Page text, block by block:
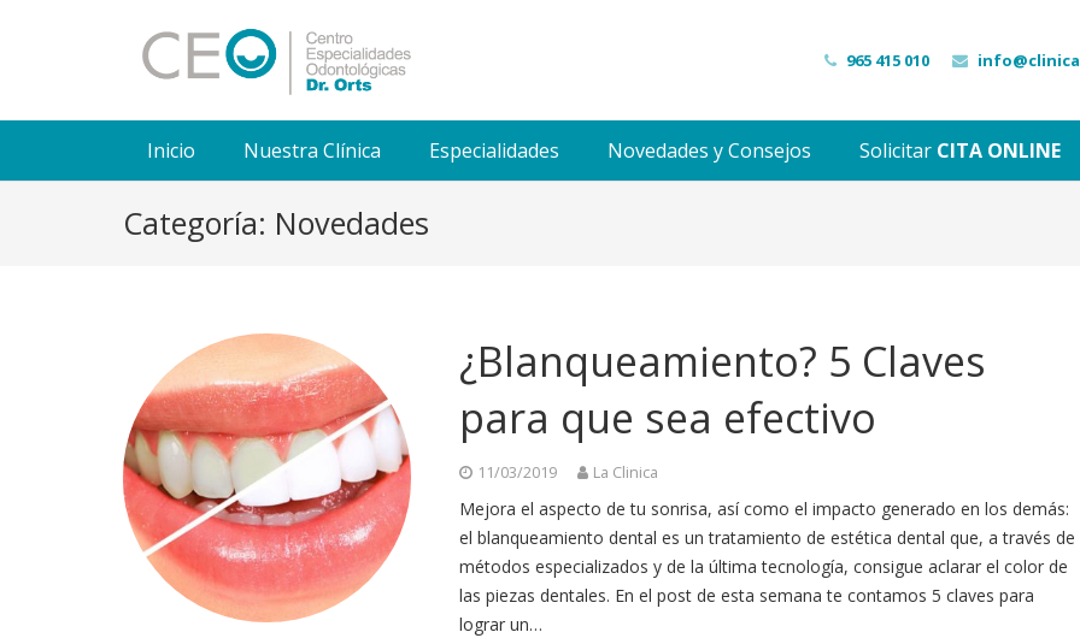
965 415 010
Inicio Nuestra Clínica Especialidades Novedades y Consejos Solicitar CITA ONLINE
Categoría: Novedades
¿Blanqueamiento? 5 Claves
para que sea efectivo
11/03/2019 La Clinica
Mejora el aspecto de tu sonrisa, así como el impacto generado en los demás:
el blanqueamiento dental es un tratamiento de estética dental que, a través de
métodos especializados y de la última tecnología, consigue aclarar el color de
las piezas dentales. En el post de esta semana te contamos 5 claves para
lograr un…